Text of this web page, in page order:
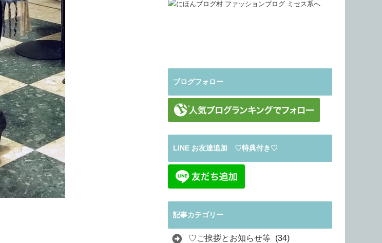
ブログフォロー
LINE お友達追加 ♡特典付き♡
記事カテゴリー
♡ご挨拶とお知らせ等 (34)